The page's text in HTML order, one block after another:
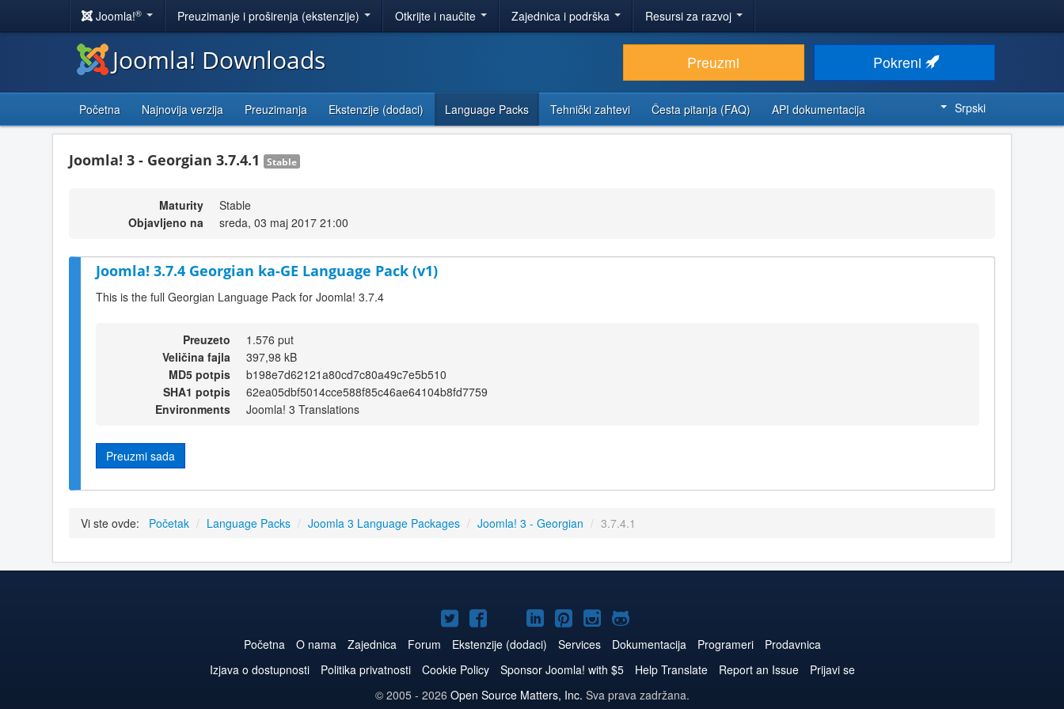
Joomla!® Preuzimanje i proširenja (ekstenzije) Otkrijte i naučite Zajednica i podrška Resursi za razvoj
Joomla! Downloads Preuzmi Pokreni
Početna Najnovija verzija Preuzimanja Ekstenzije (dodaci) Language Packs Tehnički zahtevi Česta pitanja (FAQ) API dokumentacija Srpski
Joomla! 3 - Georgian 3.7.4.1 Stable
Maturity
Stable
Objavljeno na
sreda, 03 maj 2017 21:00
Joomla! 3.7.4 Georgian ka-GE Language Pack (v1)
This is the full Georgian Language Pack for Joomla! 3.7.4
Preuzeto
1.576 put
Veličina fajla
397,98 kB
MD5 potpis
b198e7d62121a80cd7c80a49c7e5b510
SHA1 potpis
62ea05dbf5014cce588f85c46ae64104b8fd7759
Environments
Joomla! 3 Translations
Preuzmi sada
Vi ste ovde: Početak / Language Packs / Joomla 3 Language Packages / Joomla! 3 - Georgian / 3.7.4.1
Joomla!
na
Twitteru
Joomla!
na
Facebooku
Joomla!
na
YouTube
Joomla!
naLinkedIn
Joomla!
na
Pinterest
Joomla!
na
Instagram
Joomla!
na
GitHub
Početna O nama Zajednica Forum Ekstenzije (dodaci) Services Dokumentacija Programeri
Prodavnica
Izjava o dostupnosti
Politika privatnosti Cookie Policy Sponsor Joomla! with $5 Help Translate Report an Issue
Prijavi se
© 2005 - 2026 Open Source Matters, Inc. Sva prava zadržana.